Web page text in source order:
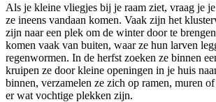
Als je kleine vliegjes bij je raam ziet, vraag je
ze ineens vandaan komen. Vaak zijn het
zijn naar een plek om de winter door te
komen vaak van buiten, waar ze hun larven
regenwormen. In de herfst zoeken ze binnen
kruipen ze door kleine openingen in je huis
binnen, verzamelen ze zich op ramen, muren
er wat vochtige plekken zijn.